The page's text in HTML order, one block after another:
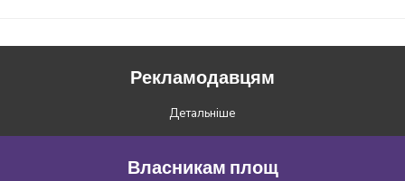
Рекламодавцям
Детальніше
Власникам площ